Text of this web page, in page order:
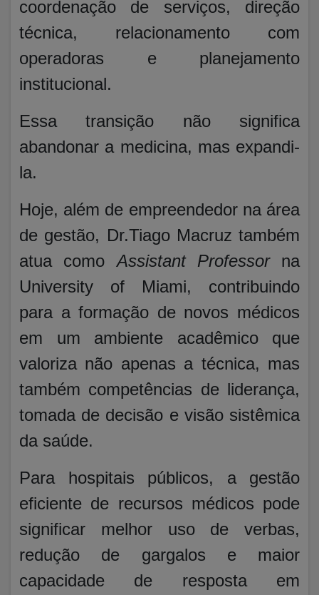
coordenação de serviços, direção
técnica, relacionamento com
operadoras e planejamento
institucional.
Essa transição não significa
abandonar a medicina, mas expandi-
la.
Hoje, além de empreendedor na área
de gestão, Dr.Tiago Macruz também
atua comoAssistant Professorna
University of Miami, contribuindo
para a formação de novos médicos
em um ambiente acadêmico que
valoriza não apenas a técnica, mas
também competências de liderança,
tomada de decisão e visão sistêmica
da saúde.
Para hospitais públicos, a gestão
eficiente de recursos médicos pode
significar melhor uso de verbas,
redução de gargalos e maior
capacidade de resposta em